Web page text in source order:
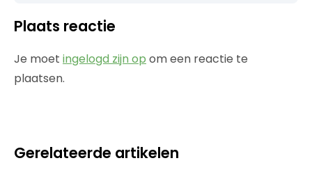
Plaats reactie
Je moet ingelogd zijn op om een reactie te
plaatsen.
Gerelateerde artikelen